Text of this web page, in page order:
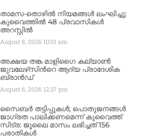
താമസ-തൊഴിൽ നിയമങ്ങൾ ലംഘിച്ചു;
കുവൈത്തിൽ 48 പ്രവാസികൾ
അറസ്റ്റിൽ
August 8, 2026 10:01 am
അക്ഷയ തങ്ക മാളിഗൈ കല്യാണ്‍
ജുവലേഴ്‌സിന്‍റെ ആദ്യ പ്രാദേശിക
ബ്രാന്‍ഡ്
August 6, 2026 12:37 pm
സൈബർ തട്ടിപ്പുകൾ; പൊതുജനങ്ങൾ
ജാഗ്രത പാലിക്കണമെന്ന് കുവൈത്ത്
സിട്ര: ജൂലൈ മാസം ലഭിച്ചത് 156
പരാതികൾ